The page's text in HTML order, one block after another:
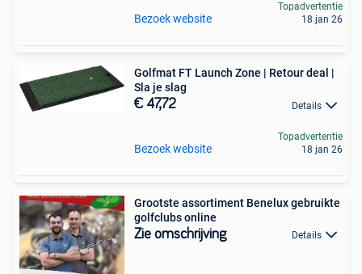
Bezoek website
Topadvertentie
18 jan 26
Golfmat FT Launch Zone | Retour deal |
Sla je slag
€ 47,72 Details
Bezoek website
Topadvertentie
18 jan 26
Grootste assortiment Benelux gebruikte
golfclubs online
Zie omschrijving Details